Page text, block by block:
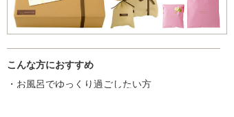
こんな方におすすめ
・お風呂でゆっくり過ごしたい方